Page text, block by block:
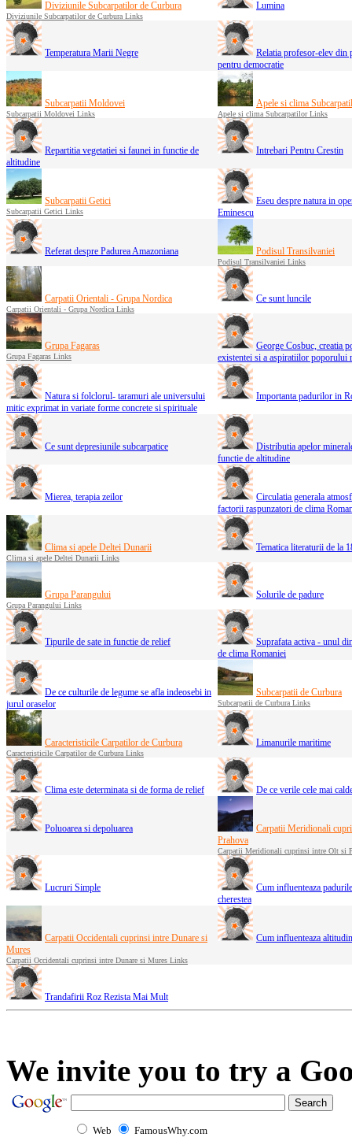
Diviziunile Subcarpatilor de Curbura
Diviziunile Subcarpatilor de Curbura Links
Lumina
Temperatura Marii Negre
Relatia profesor-elev din
pentru democratie
Subcarpatii Moldovei
Subcarpatii Moldovei Links
Apele si clima
Apele si clima Subcarpatilor Links
Repartitia vegetatiei si faunei in functie de
altitudine
Intrebari Pentru Crestin
Subcarpatii Getici
Subcarpatii Getici Links
Eseu despre natura in
Eminescu
Referat despre Padurea Amazoniana Podisul Transilvaniei
Podisul Transilvaniei Links
Carpatii Orientali - Grupa Nordica
Carpatii Orientali - Grupa Nordica Links
Ce sunt luncile
Grupa Fagaras
Grupa Fagaras Links
George Cosbuc, creatia
existentei si a aspiratiilor poporului
Natura si folclorul- taramuri ale universului
mitic exprimat in variate forme concrete si spirituale
Importanta padurilor in
Ce sunt depresiunile subcarpatice
Distributia apelor
functie de altitudine
Mierea, terapia zeilor
Circulatia generala
factorii raspunzatori de clima
Clima si apele Deltei Dunarii
Clima si apele Deltei Dunarii Links
Tematica literaturii de la
Grupa Parangului
Grupa Parangului Links
Solurile de padure
Tipurile de sate in functie de relief
Suprafata activa - unul
de clima Romaniei
De ce culturile de legume se afla indeosebi in
jurul oraselor
Subcarpatii de Curbura
Subcarpatii de Curbura Links
Caracteristicile Carpatilor de Curbura
Caracteristicile Carpatilor de Curbura Links
Limanurile maritime
Clima este determinata si de forma de relief De ce verile cele mai
Poluoarea si depoluarea
Carpatii Meridionali
Prahova
Carpatii Meridionali cuprinsi intre Olt si
Lucruri Simple
Cum influenteaza
cherestea
Carpatii Occidentali cuprinsi intre Dunare si
Mures
Carpatii Occidentali cuprinsi intre Dunare si Mures Links
Cum influenteaza
Trandafirii Roz Rezista Mai Mult
We invite you to try a
Web FamousWhy.com